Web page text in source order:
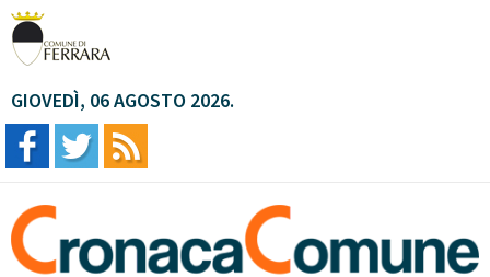
GIOVEDÌ, 06 AGOSTO 2026.